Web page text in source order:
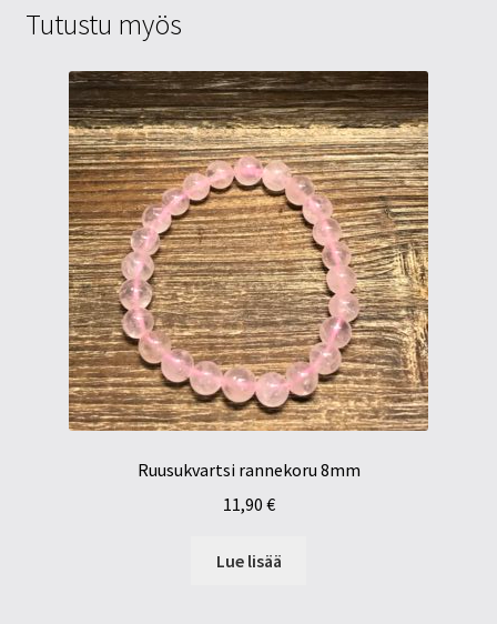
Tutustu myös
Ruusukvartsi rannekoru 8mm
11,90 €
Lue lisää